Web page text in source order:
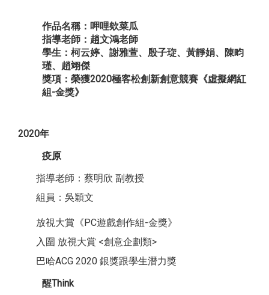
作品名稱：呷哩欸菜瓜
指導老師：趙文鴻老師
學生：柯云婷、謝雅萱、殷子琁、黃靜娟、陳畇
瑾、趙翊傑
獎項：榮獲2020極客松創新創意競賽《虛擬網紅
組-金獎》
2020年
疫原
指導老師：蔡明欣 副教授
組員： 吳穎文
放視大賞《PC遊戲創作組-金獎》
入圍 放視大賞 <創意企劃類>
巴哈ACG 2020 銀獎跟學生潛力獎
醒Think